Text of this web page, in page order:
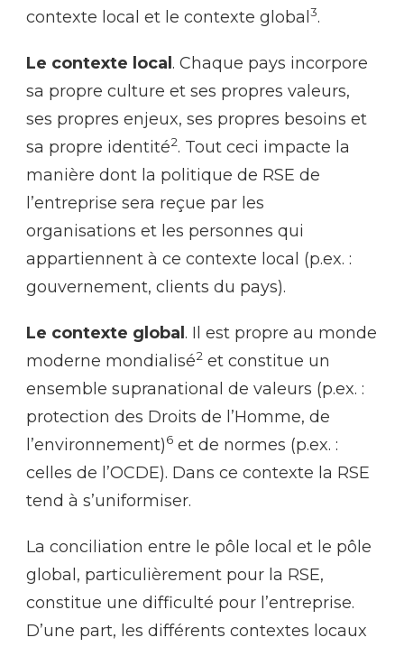
contexte local et le contexte global 3.
Le contexte local . Chaque pays incorpore
sa propre culture et ses propres valeurs,
ses propres enjeux, ses propres besoins et
sa propre identité2. Tout ceci impacte la
manière dont la politique de RSE de
l’entreprise sera reçue par les
organisations et les personnes qui
appartiennent à ce contexte local (p.ex. :
gouvernement, clients du pays).
Le contexte global . Il est propre au monde
moderne mondialisé2 et constitue un
ensemble supranational de valeurs (p.ex. :
protection des Droits de l’Homme, de
l’environnement)6 et de normes (p.ex. :
celles de l’OCDE). Dans ce contexte la RSE
tend à s’uniformiser.
La conciliation entre le pôle local et le pôle
global, particulièrement pour la RSE,
constitue une difficulté pour l’entreprise.
D’une part, les différents contextes locaux